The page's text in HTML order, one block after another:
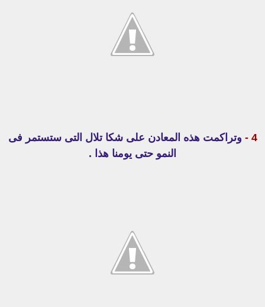
4 -
وتراكمت هذه المعادن على شكا تلال التى ستستمر فى
النمو حتى يومنا هذا .